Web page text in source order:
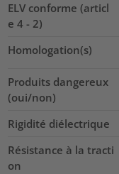
ELV conforme (articl
e 4 - 2)
Homologation(s)
Produits dangereux
(oui/non)
Rigidité diélectrique
Résistance à la tracti
on